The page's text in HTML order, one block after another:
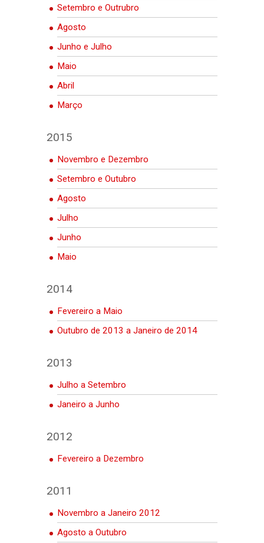
Setembro e Outrubro
Agosto
Junho e Julho
Maio
Abril
Março
2015
Novembro e Dezembro
Setembro e Outubro
Agosto
Julho
Junho
Maio
2014
Fevereiro a Maio
Outubro de 2013 a Janeiro de 2014
2013
Julho a Setembro
Janeiro a Junho
2012
Fevereiro a Dezembro
2011
Novembro a Janeiro 2012
Agosto a Outubro